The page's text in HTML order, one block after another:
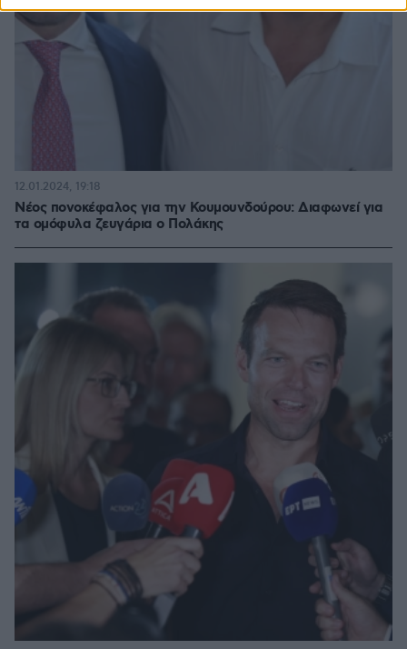
Νέος πονοκέφαλος για την Κουμουνδούρου: Διαφωνεί για
τα ομόφυλα ζευγάρια ο Πολάκης
12.01.2024, 19:18